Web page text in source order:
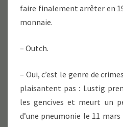
faire finalement arrêter en
monnaie.
– Outch.
– Oui, c’est le genre de
plaisantent pas : Lustig
les gencives et meurt un
d’une pneumonie le 11